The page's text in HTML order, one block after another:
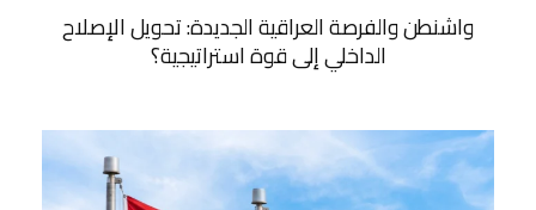
واشنطن والفرصة العراقية الجديدة: تحويل الإصلاح
الداخلي إلى قوة استراتيجية؟